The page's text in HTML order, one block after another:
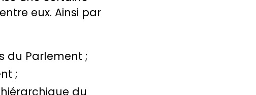
eux. Ainsi par
du Parlement ;
;
du